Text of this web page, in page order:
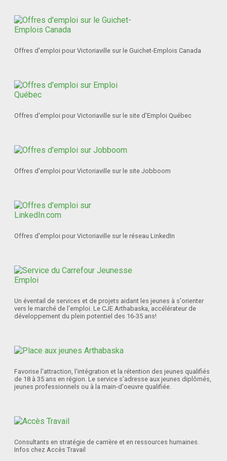
Offres d'emploi pour Victoriaville sur le Guichet-Emplois Canada
Offres d'emploi pour Victoriaville sur le site d'Emploi Québec
Offres d'emploi pour Victoriaville sur le site Jobboom
Offres d'emploi pour Victoriaville sur le réseau LinkedIn
Un éventail de services et de projets aidant les jeunes à s'orienter
vers le marché de l'emploi. Le CJE Arthabaska, accélérateur de
développement du plein potentiel des 16-35 ans!
Favorise l'attraction, l'intégration et la rétention des jeunes qualifiés
de 18 à 35 ans en région. Le service s'adresse aux jeunes diplômés,
jeunes professionnels ou à la main-d'oeuvre qualifiée.
Consultants en stratégie de carrière et en ressources humaines.
Infos chez Accès Travail